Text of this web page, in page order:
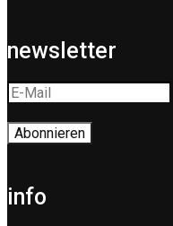
newsletter
info